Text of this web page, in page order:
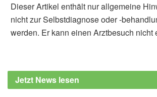
Ernährungssicherheit:
Rückrufe: 0,5 Liter PET
Dieser Artikel enthält nur allgemeine
nicht zur Selbstdiagnose oder -
werden. Er kann einen Arztbesuch nicht
Jetzt News lesen